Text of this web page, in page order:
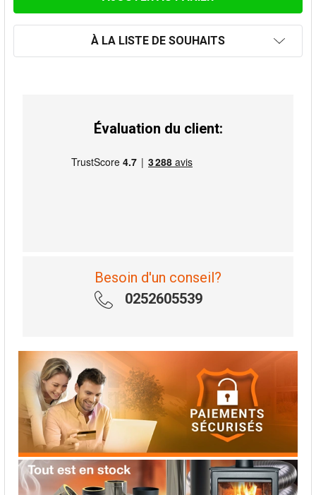
À LA LISTE DE SOUHAITS
Évaluation du client:
Besoin d'un conseil?
0252605539